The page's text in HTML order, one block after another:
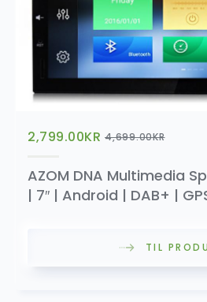
2,799.00KR 4,699.00KR
AZOM DNA Multimedia
| 7″ | Android | DAB+ |
TIL